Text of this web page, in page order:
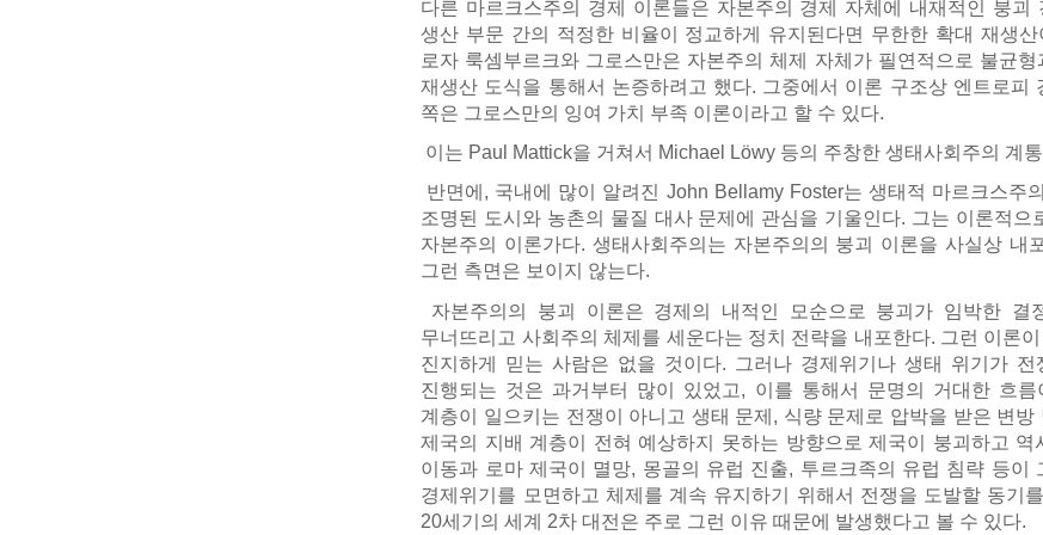
다른 마르크스주의 경제 이론들은 자본주의 경제 자체에 내재적인 붕괴
생산 부문 간의 적정한 비율이 정교하게 유지된다면 무한한 확대 재생
로자 룩셈부르크와 그로스만은 자본주의 체제 자체가 필연적으로 불균
재생산 도식을 통해서 논증하려고 했다. 그중에서 이론 구조상 엔트로피
쪽은 그로스만의 잉여 가치 부족 이론이라고 할 수 있다.
이는 Paul Mattick을 거쳐서 Michael Löwy 등의 주창한 생태사회주의 계
반면에, 국내에 많이 알려진 John Bellamy Foster는 생태적 마르크스주
조명된 도시와 농촌의 물질 대사 문제에 관심을 기울인다. 그는 이론적
자본주의 이론가다. 생태사회주의는 자본주의의 붕괴 이론을 사실상 내
그런 측면은 보이지 않는다.
자본주의의 붕괴 이론은 경제의 내적인 모순으로 붕괴가 임박한 결
무너뜨리고 사회주의 체제를 세운다는 정치 전략을 내포한다. 그런 이론
진지하게 믿는 사람은 없을 것이다. 그러나 경제위기나 생태 위기가
진행되는 것은 과거부터 많이 있었고, 이를 통해서 문명의 거대한 흐
계층이 일으키는 전쟁이 아니고 생태 문제, 식량 문제로 압박을 받은 변
제국의 지배 계층이 전혀 예상하지 못하는 방향으로 제국이 붕괴하고
이동과 로마 제국이 멸망, 몽골의 유럽 진출, 투르크족의 유럽 침략 등이
경제위기를 모면하고 체제를 계속 유지하기 위해서 전쟁을 도발할 동기
20세기의 세계 2차 대전은 주로 그런 이유 때문에 발생했다고 볼 수 있다.